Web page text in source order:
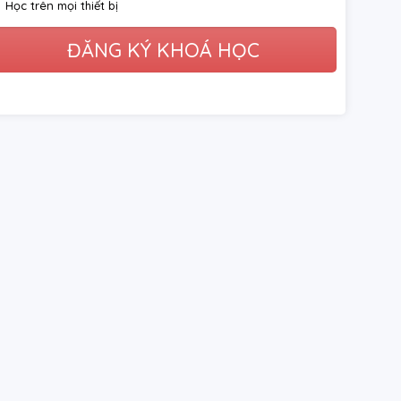
Học trên mọi thiết bị
ĐĂNG KÝ KHOÁ HỌC